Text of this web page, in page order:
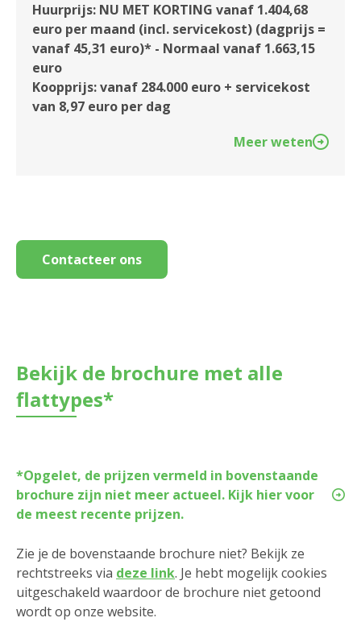
Huurprijs: NU MET KORTING vanaf 1.404,68
euro per maand (incl. servicekost) (dagprijs =
vanaf 45,31 euro)* - Normaal vanaf 1.663,15
euro
Koopprijs: vanaf 284.000 euro + servicekost
van 8,97 euro per dag
Meer weten
Contacteer ons
Bekijk de brochure met alle
flattypes*
*Opgelet, de prijzen vermeld in bovenstaande
brochure zijn niet meer actueel. Kijk hier voor
de meest recente prijzen.
Zie je de bovenstaande brochure niet? Bekijk ze
rechtstreeks via deze link. Je hebt mogelijk cookies
uitgeschakeld waardoor de brochure niet getoond
wordt op onze website.